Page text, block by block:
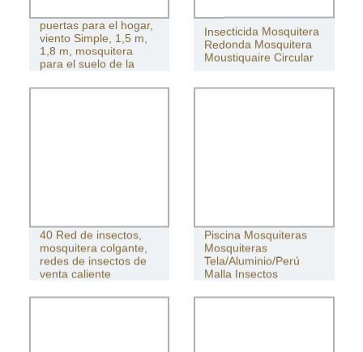
puertas para el hogar,
viento Simple, 1,5 m,
1,8 m, mosquitera
para el suelo de la
Insecticida Mosquitera
Redonda Mosquitera
Moustiquaire Circular
40 Red de insectos,
mosquitera colgante,
redes de insectos de
venta caliente
Piscina Mosquiteras
Mosquiteras
Tela/Aluminio/Perú
Malla Insectos